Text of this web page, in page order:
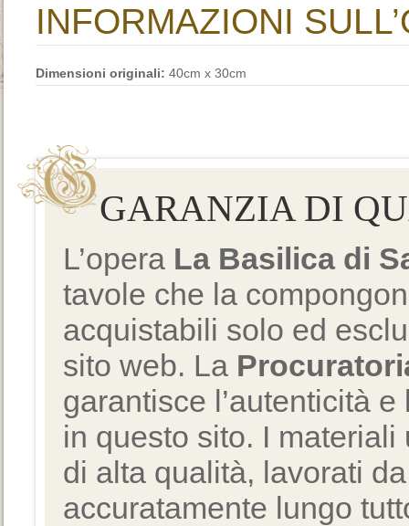
INFORMAZIONI
Dimensioni originali: 40cm x 30cm
GARANZIA DI
L’opera La Basilica di
tavole che la
acquistabili solo ed
sito web. La
garantisce l’autenticità
in questo sito. I
di alta qualità, lavorati
accuratamente lungo